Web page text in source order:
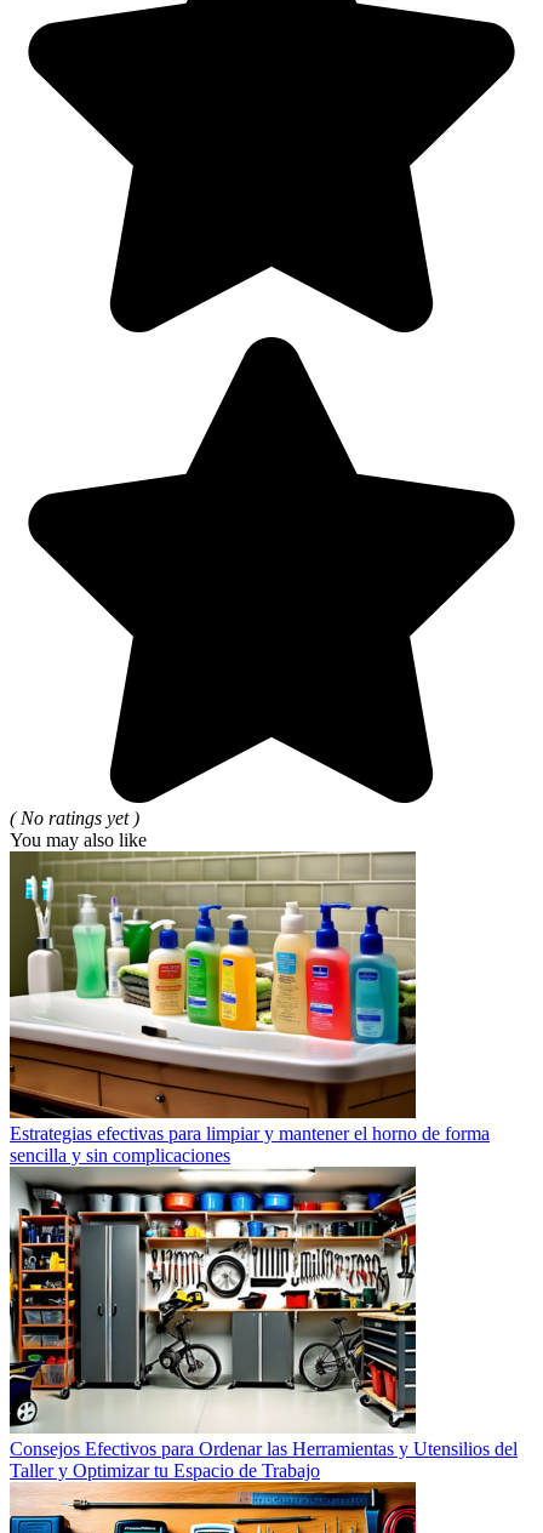
( No ratings yet )
You may also like
Estrategias efectivas para limpiar y mantener el horno de forma
sencilla y sin complicaciones
Consejos Efectivos para Ordenar las Herramientas y Utensilios del
Taller y Optimizar tu Espacio de Trabajo